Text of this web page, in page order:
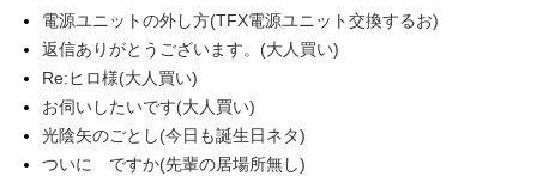
電源ユニットの外し方(TFX電源ユニット交換するお)
返信ありがとうございます。(大人買い)
Re:ヒロ様(大人買い)
お伺いしたいです(大人買い)
光陰矢のごとし(今日も誕生日ネタ)
ついに ですか(先輩の居場所無し)